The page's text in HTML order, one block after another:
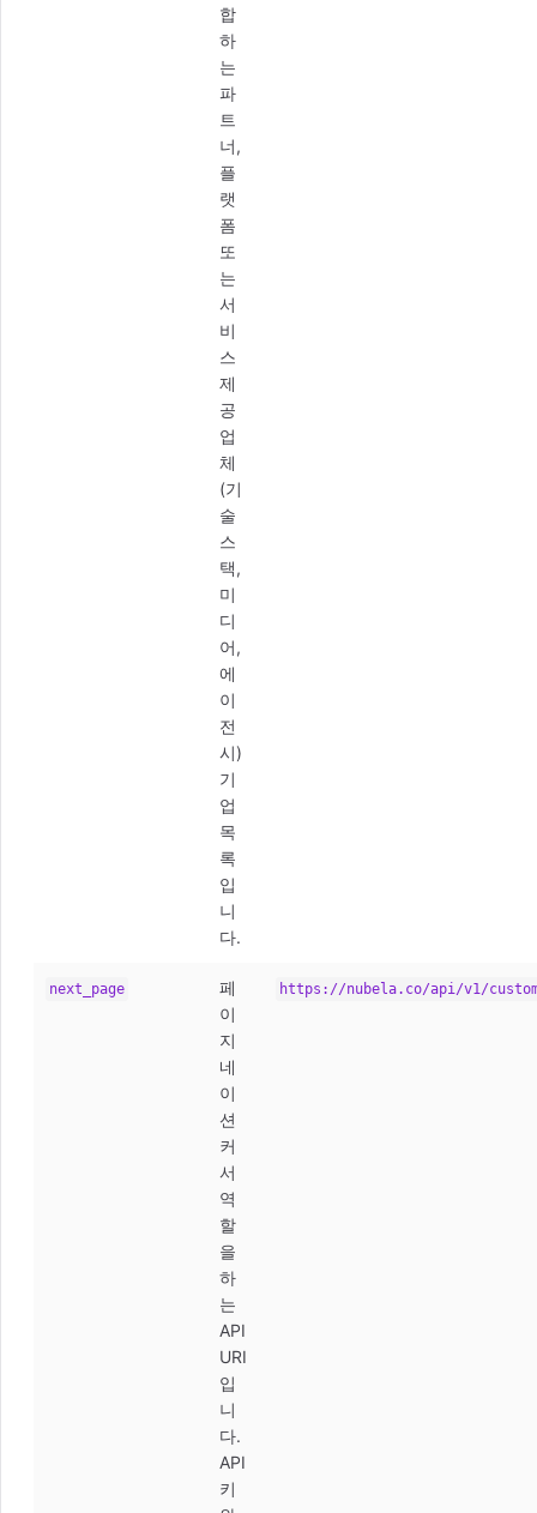
합
하
는
파
트
너,
플
랫
폼
또
는
서
비
스
제
공
업
체
(기
술
스
택,
미
디
어,
에
이
전
시)
기
업
목
록
입
니
다.
next_page
페
이
지
네
이
션
커
서
역
할
을
하
는
API
URI
입
니
다.
API
키
https://nubela.co/api/v1/